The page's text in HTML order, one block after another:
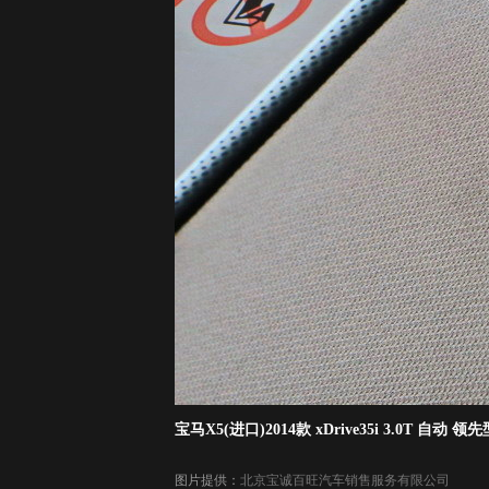
宝马X5(进口)2014款 xDrive35i 3.0T 自动 领先
图片提供： 北京宝诚百旺汽车销售服务有限公司